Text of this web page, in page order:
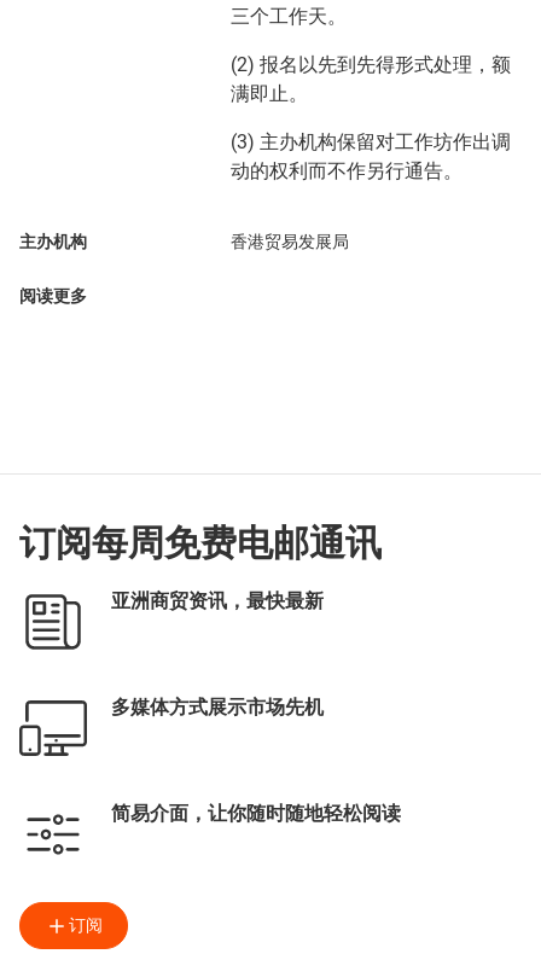
三个工作天。
(2) 报名以先到先得形式处理，额
满即止。
(3) 主办机构保留对工作坊作出调
动的权利而不作另行通告。
主办机构 香港贸易发展局
阅读更多
订阅每周免费电邮通讯
亚洲商贸资讯，最快最新
多媒体方式展示市场先机
简易介面，让你随时随地轻松阅读
订阅